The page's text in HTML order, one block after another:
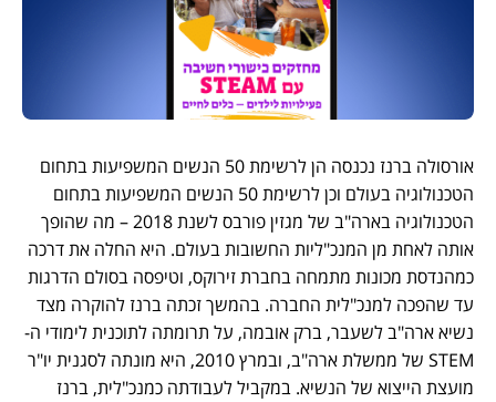
אורסולה ברנז נכנסה הן לרשימת 50 הנשים המשפיעות בתחום
הטכנולוגיה בעולם וכן לרשימת 50 הנשים המשפיעות בתחום
הטכנולוגיה בארה"ב של מגזין פורבס לשנת 2018 – מה שהופך
אותה לאחת מן המנכ"ליות החשובות בעולם. היא החלה את דרכה
כמהנדסת מכונות מתמחה בחברת זירוקס, וטיפסה בסולם הדרגות
עד שהפכה למנכ"לית החברה. בהמשך זכתה ברנז להוקרה מצד
נשיא ארה"ב לשעבר, ברק אובמה, על תרומתה לתוכנית לימודי ה-
STEM של ממשלת ארה"ב, ובמרץ 2010, היא מונתה לסגנית יו"ר
מועצת הייצוא של הנשיא. במקביל לעבודתה כמנכ"לית, ברנז